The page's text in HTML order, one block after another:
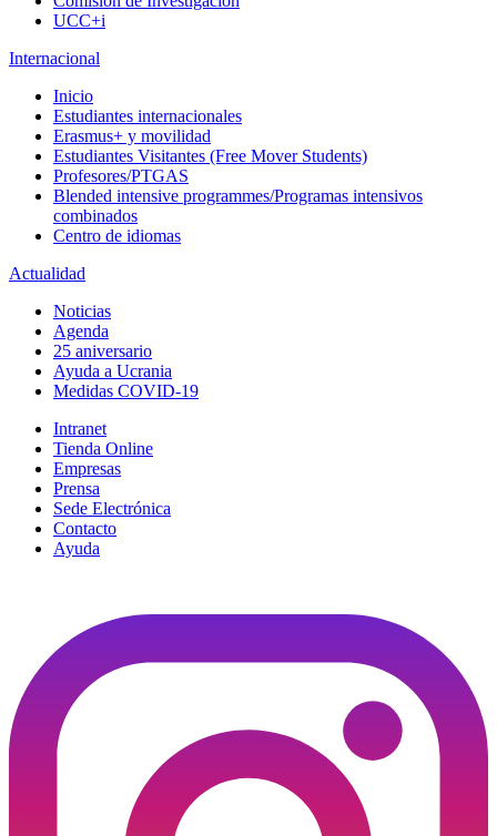
UCC+i
Internacional
Inicio
Estudiantes internacionales
Erasmus+ y movilidad
Estudiantes Visitantes (Free Mover Students)
Profesores/PTGAS
Blended intensive programmes/Programas intensivos
combinados
Centro de idiomas
Actualidad
Noticias
Agenda
25 aniversario
Ayuda a Ucrania
Medidas COVID-19
Intranet
Tienda Online
Empresas
Prensa
Sede Electrónica
Contacto
Ayuda